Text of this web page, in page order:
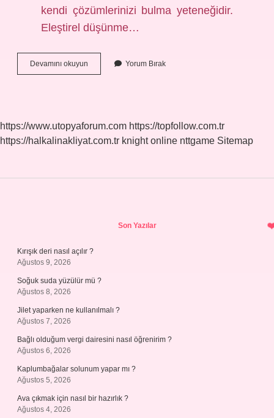
kendi çözümlerinizi bulma yeteneğidir.
Eleştirel düşünme…
Devamını okuyun Entelektüel
Zevk
Yorum Bırak
https://www.utopyaforum.com https://topfollow.com.tr
https://halkalinakliyat.com.tr knight online nttgame Sitemap
Son Yazılar
Kırışık deri nasıl açılır ?
Ağustos 9, 2026
Soğuk suda yüzülür mü ?
Ağustos 8, 2026
Jilet yaparken ne kullanılmalı ?
Ağustos 7, 2026
Bağlı olduğum vergi dairesini nasıl öğrenirim ?
Ağustos 6, 2026
Kaplumbağalar solunum yapar mı ?
Ağustos 5, 2026
Ava çıkmak için nasıl bir hazırlık ?
Ağustos 4, 2026